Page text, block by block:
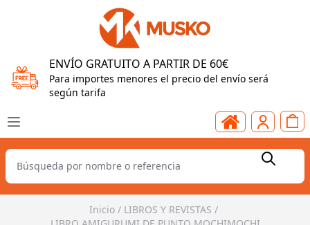
ENVÍO GRATUITO A PARTIR DE 60€
Para importes menores el precio del envío será
según tarifa
Inicio / LIBROS Y REVISTAS /